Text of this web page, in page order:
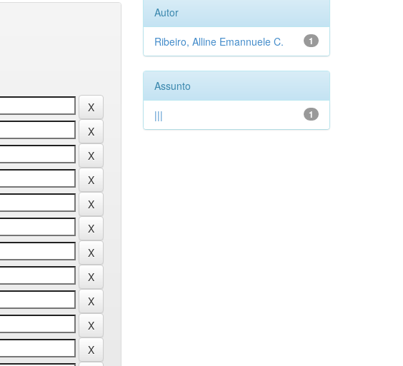
Autor
1
Ribeiro, Alline Emannuele C.
Assunto
1
|||